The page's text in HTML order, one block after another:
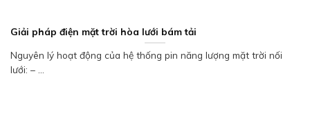
Giải pháp điện mặt trời hòa lưới bám tải
Nguyên lý hoạt động của hệ thống pin năng lượng mặt trời nối
lưới: – ...